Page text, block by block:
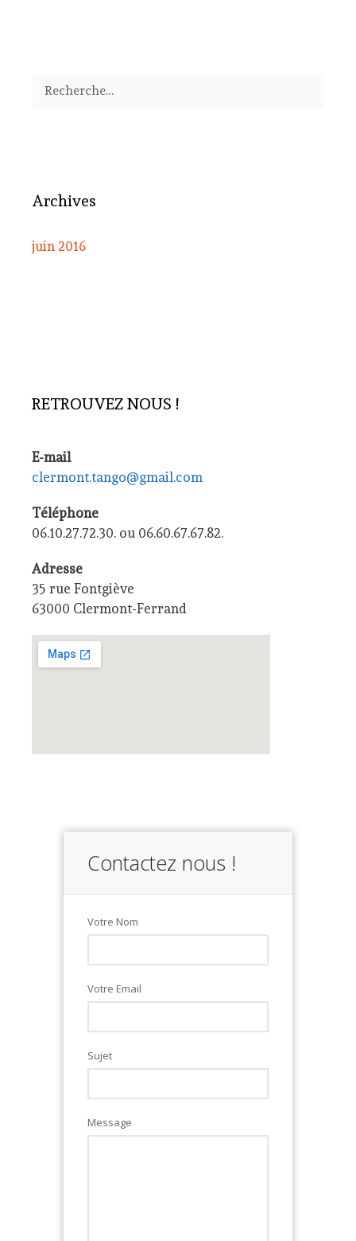
Rechercher :
Archives
juin 2016
RETROUVEZ NOUS !
E-mail
clermont.tango@gmail.com
Téléphone
06.10.27.72.30. ou 06.60.67.67.82.
Adresse
35 rue Fontgiève
63000 Clermont-Ferrand
Contactez nous !
Votre Nom
Votre Email
Sujet
Message